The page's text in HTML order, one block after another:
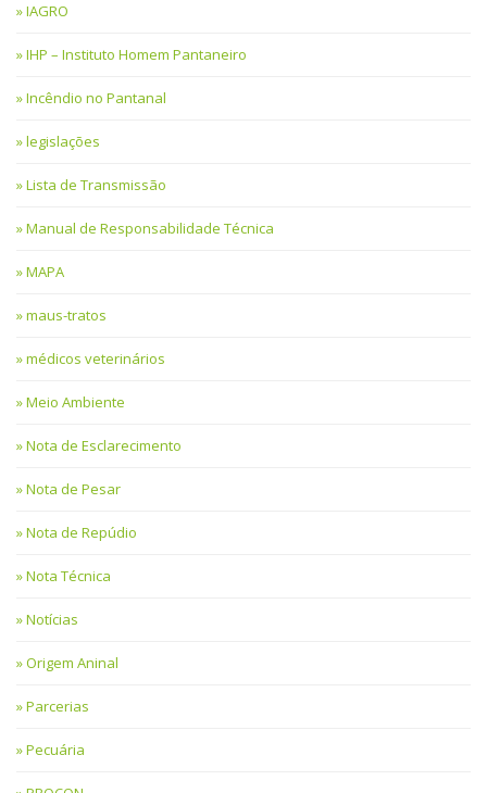
IAGRO
IHP – Instituto Homem Pantaneiro
Incêndio no Pantanal
legislações
Lista de Transmissão
Manual de Responsabilidade Técnica
MAPA
maus-tratos
médicos veterinários
Meio Ambiente
Nota de Esclarecimento
Nota de Pesar
Nota de Repúdio
Nota Técnica
Notícias
Origem Aninal
Parcerias
Pecuária